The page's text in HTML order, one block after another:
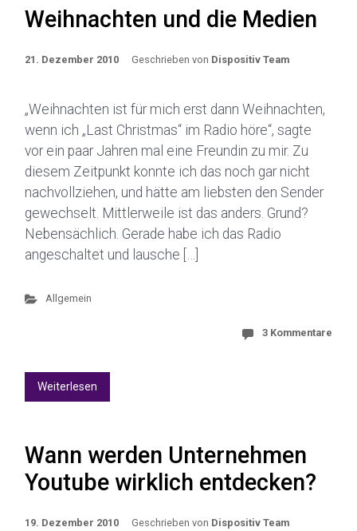
Weihnachten und die Medien
21. Dezember 2010 Geschrieben von Dispositiv Team
„Weihnachten ist für mich erst dann Weihnachten,
wenn ich „Last Christmas“ im Radio höre“, sagte
vor ein paar Jahren mal eine Freundin zu mir. Zu
diesem Zeitpunkt konnte ich das noch gar nicht
nachvollziehen, und hätte am liebsten den Sender
gewechselt. Mittlerweile ist das anders. Grund?
Nebensächlich. Gerade habe ich das Radio
angeschaltet und lausche […]
Allgemein
3 Kommentare
Weiterlesen
Wann werden Unternehmen
Youtube wirklich entdecken?
19. Dezember 2010 Geschrieben von Dispositiv Team